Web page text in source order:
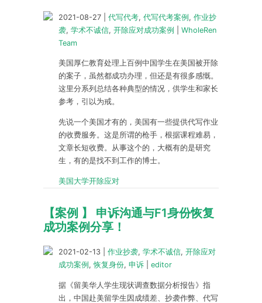
2021-08-27 代写代考, 代写代考案例, 作业抄
袭, 学术不诚信, 开除应对成功案例
WholeRen
Team
美国厚仁教育处理上百例中国学生在美国被开除
的案子，虽然都成功办理，但还是有很多感慨。
这里分系列总结各种典型的情况，供学生和家长
参考，引以为戒。
先说一个美国才有的，美国有一些提供代写作业
的收费服务。这是所谓的枪手，根据课程难易，
文章长短收费。从事这个的，大概有的是研究
生，有的是找不到工作的博士。
美国大学开除应对
【案例 】 申诉沟通与F1身份恢复
成功案例分享！
2021-02-13 作业抄袭, 学术不诚信, 开除应对
成功案例 ,恢复身份, 申诉 editor
据《留美华人学生现状调查数据分析报告》指
出，中国赴美留学生因成绩差、抄袭作弊、代写